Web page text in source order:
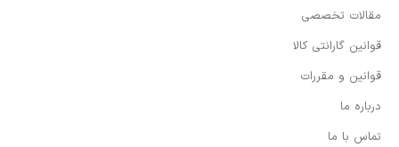
مقالات تخصصی
قوانین گارانتی کالا
قوانین و مقررات
درباره ما
تماس با ما